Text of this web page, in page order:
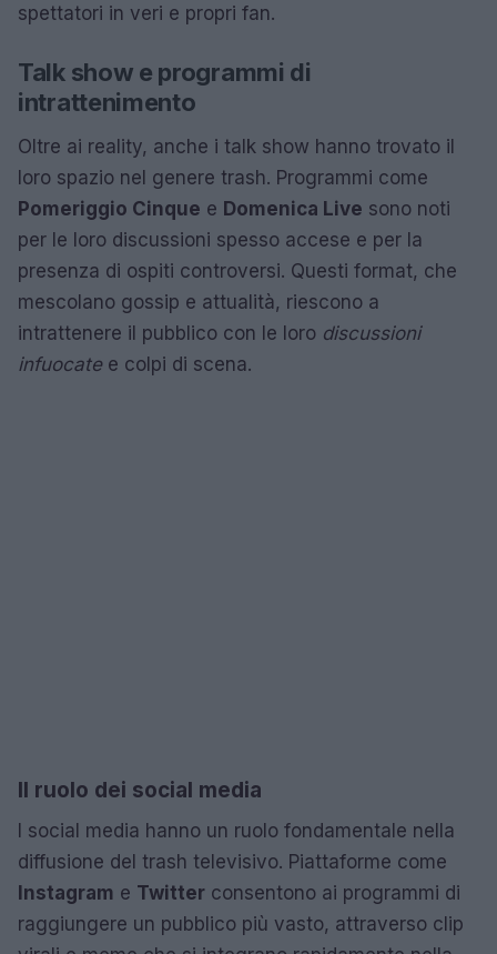
spettatori in veri e propri fan.
Talk show e programmi di
intrattenimento
Oltre ai reality, anche i talk show hanno trovato il
loro spazio nel genere trash. Programmi come
Pomeriggio Cinque e Domenica Live sono noti
per le loro discussioni spesso accese e per la
presenza di ospiti controversi. Questi format, che
mescolano gossip e attualità, riescono a
intrattenere il pubblico con le loro discussioni
infuocatee colpi di scena.
Il ruolo dei social media
I social media hanno un ruolo fondamentale nella
diffusione del trash televisivo. Piattaforme come
Instagram e Twitter consentono ai programmi di
raggiungere un pubblico più vasto, attraverso clip